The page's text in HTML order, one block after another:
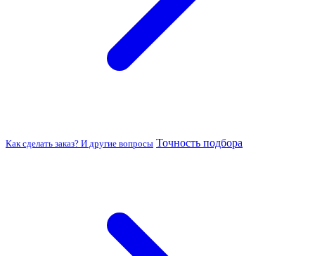
Как сделать заказ? И другие вопросы Точность подбора